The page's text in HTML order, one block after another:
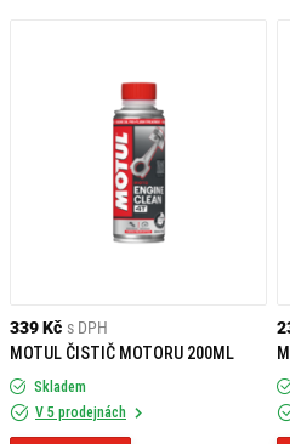
339 Kč s DPH
MOTUL ČISTIČ MOTORU 200ML
Skladem
V 5 prodejnách